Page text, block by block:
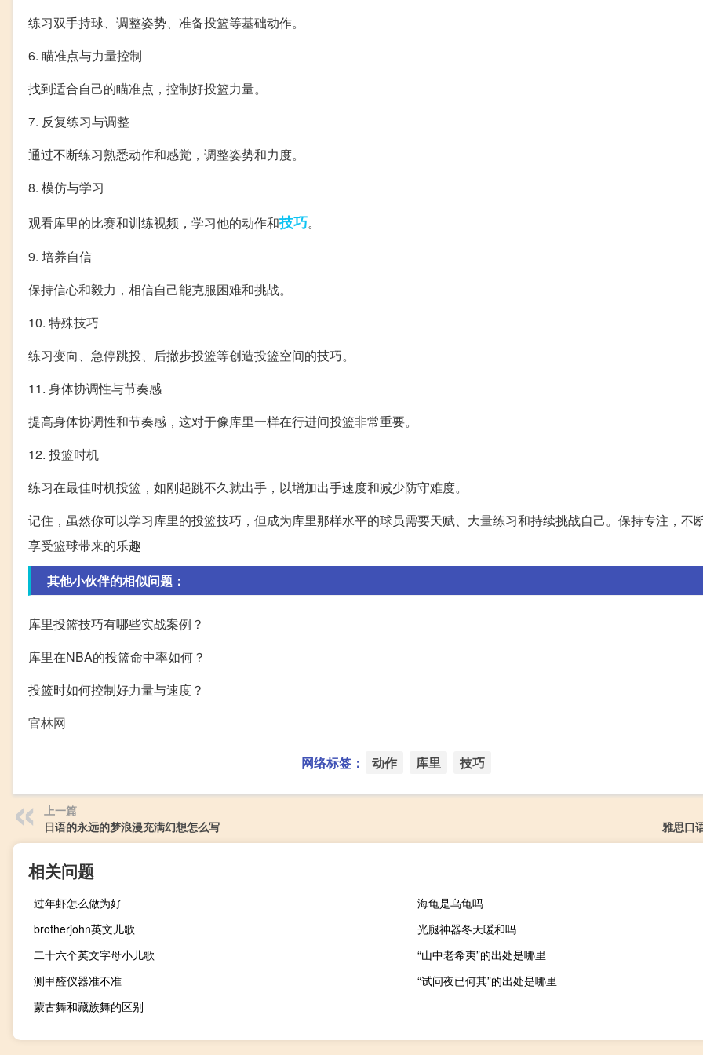
练习双手持球、调整姿势、准备投篮等基础动作。
6. 瞄准点与力量控制
找到适合自己的瞄准点，控制好投篮力量。
7. 反复练习与调整
通过不断练习熟悉动作和感觉，调整姿势和力度。
8. 模仿与学习
观看库里的比赛和训练视频，学习他的动作和技巧。
9. 培养自信
保持信心和毅力，相信自己能克服困难和挑战。
10. 特殊技巧
练习变向、急停跳投、后撤步投篮等创造投篮空间的技巧。
11. 身体协调性与节奏感
提高身体协调性和节奏感，这对于像库里一样在行进间投篮非常重要。
12. 投篮时机
练习在最佳时机投篮，如刚起跳不久就出手，以增加出手速度和减少防守难度。
记住，虽然你可以学习库里的投篮技巧，但成为库里那样水平的球员需要天赋、大量练习和持续挑战自己。保持专注，不
享受篮球带来的乐趣
其他小伙伴的相似问题：
库里投篮技巧有哪些实战案例？
库里在NBA的投篮命中率如何？
投篮时如何控制好力量与速度？
官林网
网络标签： 动作 库里 技巧
上一篇
日语的永远的梦浪漫充满幻想怎么写
雅思口
相关问题
过年虾怎么做为好
海龟是乌龟吗
brotherjohn英文儿歌
光腿神器冬天暖和吗
二十六个英文字母小儿歌
“山中老希夷”的出处是哪里
测甲醛仪器准不准
“试问夜已何其”的出处是哪里
蒙古舞和藏族舞的区别